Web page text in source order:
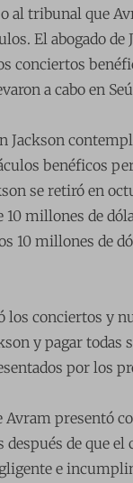
tribunal que
El abogado
conciertos
a cabo en
Jackson
benéficos
se retiró en
millones de
10 millones de
los conciertos y
y pagar
por los
presentó
de que
e